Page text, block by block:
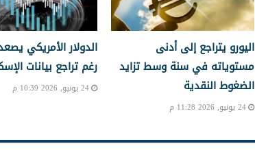
اليورو يتراجع إلى أدنى
مستوياته في سنة وسط تزايد
الضغوط النقدية
24 يونيو, 2026 11:28 م
الدولار الأمريكي
رغم تراجع بيانات
24 يونيو, 2026 10:39 م